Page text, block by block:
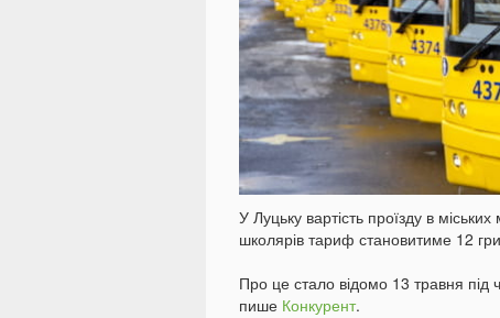
У Луцьку вартість проїзду в
школярів тариф становитиме 12
Про це стало відомо 13 травня під
пише Конкурент.